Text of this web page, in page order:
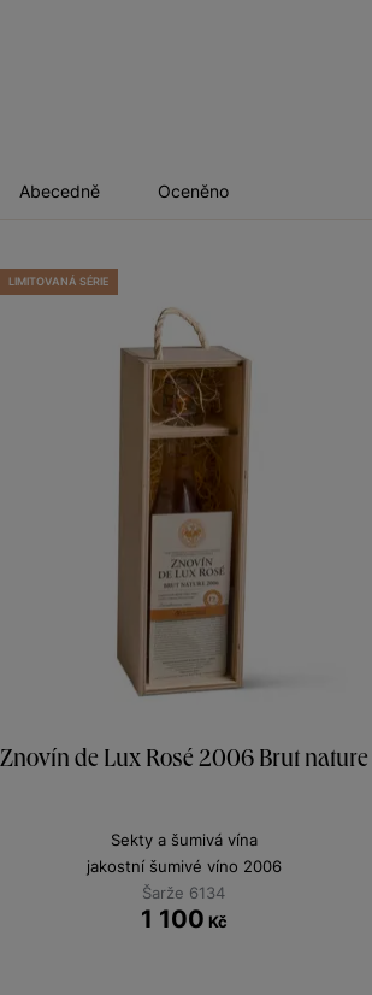
Abecedně Oceněno
Znovín de Lux Rosé 2006 Brut nature
Sekty a šumivá vína
jakostní šumivé víno 2006
Šarže 6134
1 100 Kč
LIMITOVANÁ SÉRIE